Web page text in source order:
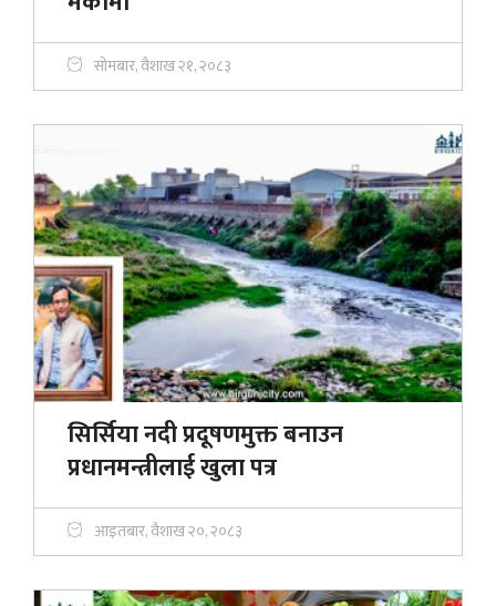
सोमबार, वैशाख २१, २०८३
सिर्सिया नदी प्रदूषणमुक्त बनाउन
प्रधानमन्त्रीलाई खुला पत्र
आइतबार, वैशाख २०, २०८३